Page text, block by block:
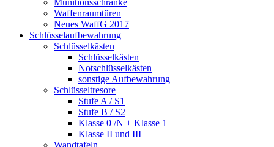
Munitionsschränke
Waffenraumtüren
Neues WaffG 2017
Schlüsselaufbewahrung
Schlüsselkästen
Schlüsselkästen
Notschlüsselkästen
sonstige Aufbewahrung
Schlüsseltresore
Stufe A / S1
Stufe B / S2
Klasse 0 /N + Klasse 1
Klasse II und III
Wandtafeln